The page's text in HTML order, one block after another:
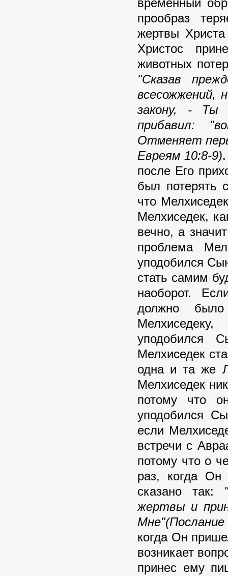
временный
прообраз
жертвы
Христос
животных
"Сказав
всесожжений,
закону, - Ты
прибавил:
Отменяет
Евреям 10:8-9)
после Его
был потерять
что
Мелхиседек,
вечно, а
проблема
уподобился
стать самим
наоборот.
должно
уподобился
Мелхиседек
одна и та же
Мелхиседек
потому что
уподобился
если
встречи с
потому что о
раз, когда
сказано так:
жертвы и
когда Он
возникает
принес ему